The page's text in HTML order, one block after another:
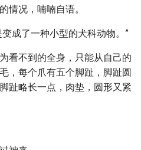
情况，喃喃自语。
成了一种小型的犬科动物。”
看不到的全身，只能从自己的
，每个爪有五个脚趾，脚趾圆
趾略长一点，肉垫，圆形又紧